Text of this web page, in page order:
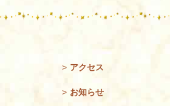
> アクセス
> お知らせ